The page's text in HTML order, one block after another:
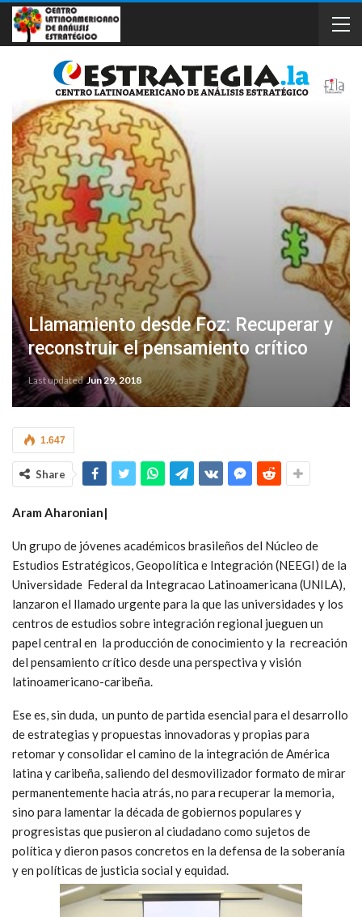
Llamamiento desde Foz: Recuperar y
reconstruir el pensamiento crítico
Last updatedJun 29, 2018
1.647
Share
Aram Aharonian|
Un grupo de jóvenes académicos brasileños del Núcleo de
Estudios Estratégicos, Geopolítica e Integración (NEEGI) de la
Universidade Federal da Integracao Latinoamericana (UNILA),
lanzaron el llamado urgente para la que las universidades y los
centros de estudios sobre integración regional jueguen un
papel central en la producción de conocimiento y la recreación
del pensamiento crítico desde una perspectiva y visión
latinoamericano-caribeña.
Ese es, sin duda, un punto de partida esencial para el desarrollo
de estrategias y propuestas innovadoras y propias para
retomar y consolidar el camino de la integración de América
latina y caribeña, saliendo del desmovilizador formato de mirar
permanentemente hacia atrás, no para recuperar la memoria,
sino para lamentar la década de gobiernos populares y
progresistas que pusieron al ciudadano como sujetos de
política y dieron pasos concretos en la defensa de la soberanía
y en políticas de justicia social y equidad.